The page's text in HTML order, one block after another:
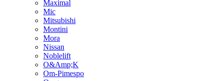
Maximal
Mic
Mitsubishi
Montini
Mora
Nissan
Noblelift
O&Amp;K
Om-Pimespo